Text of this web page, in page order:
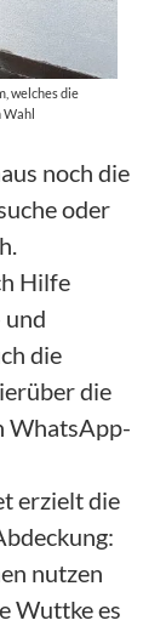
welches die
noch die
oder
Hilfe
und
die
die
WhatsApp-
erzielt die
nutzen
Wuttke es